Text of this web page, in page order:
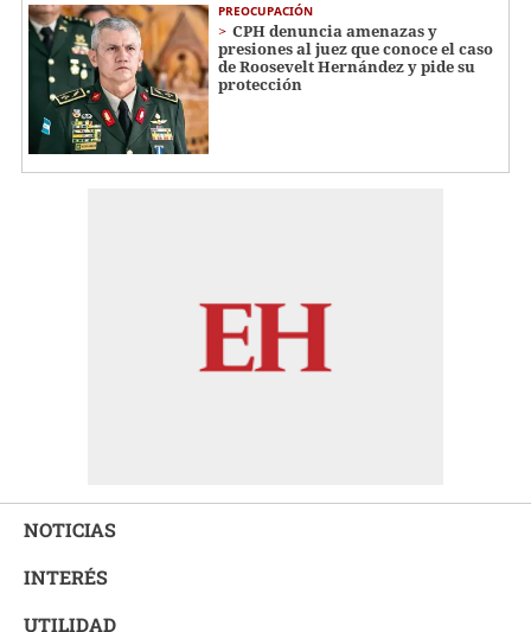
PREOCUPACIÓN
CPH denuncia amenazas y
presiones al juez que conoce el caso
de Roosevelt Hernández y pide su
protección
NOTICIAS
INTERÉS
UTILIDAD